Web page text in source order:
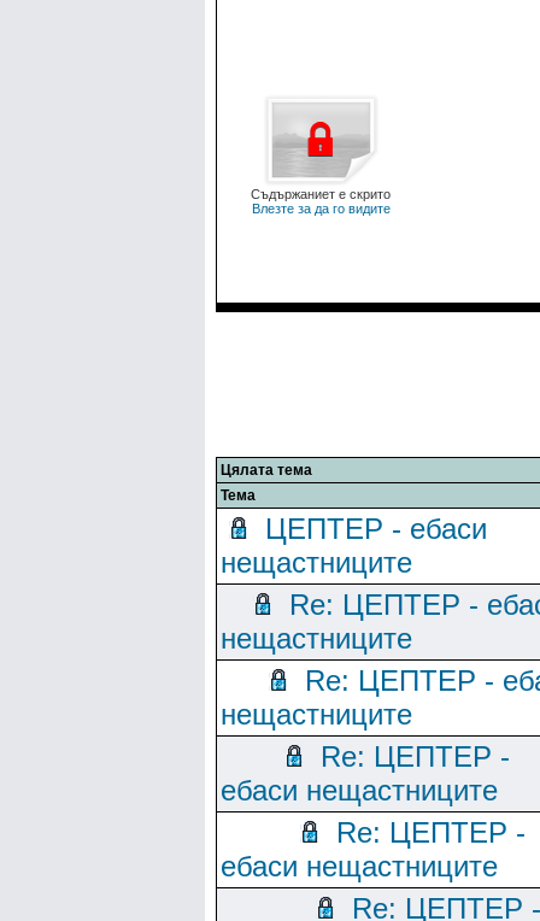
Съдържаниет е скрито
Влезте за да го видите
Цялата тема
Тема
ЦЕПТЕР - ебаси
нещастниците
Re: ЦЕПТЕР -
нещастниците
Re: ЦЕПТЕР -
нещастниците
Re: ЦЕПТЕР -
ебаси нещастниците
Re: ЦЕПТЕР -
ебаси нещастниците
Re: ЦЕПТЕР -